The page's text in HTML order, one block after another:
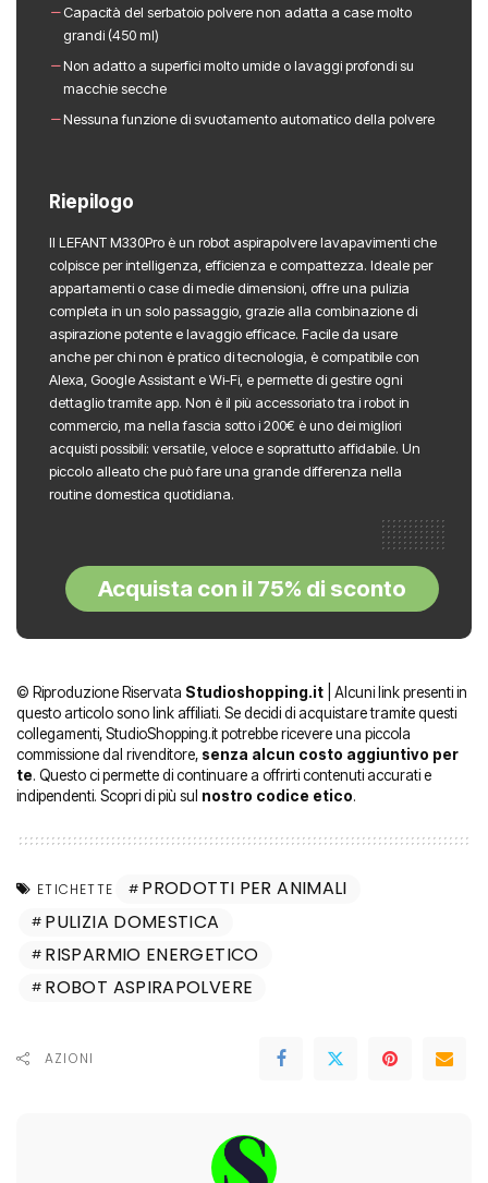
Capacità del serbatoio polvere non adatta a case molto
grandi (450 ml)
Non adatto a superfici molto umide o lavaggi profondi su
macchie secche
Nessuna funzione di svuotamento automatico della polvere
Riepilogo
Il LEFANT M330Pro è un robot aspirapolvere lavapavimenti che
colpisce per intelligenza, efficienza e compattezza. Ideale per
appartamenti o case di medie dimensioni, offre una pulizia
completa in un solo passaggio, grazie alla combinazione di
aspirazione potente e lavaggio efficace. Facile da usare
anche per chi non è pratico di tecnologia, è compatibile con
Alexa, Google Assistant e Wi-Fi, e permette di gestire ogni
dettaglio tramite app. Non è il più accessoriato tra i robot in
commercio, ma nella fascia sotto i 200€ è uno dei migliori
acquisti possibili: versatile, veloce e soprattutto affidabile. Un
piccolo alleato che può fare una grande differenza nella
routine domestica quotidiana.
Acquista con il 75% di sconto
© Riproduzione Riservata Studioshopping.it | Alcuni link presenti in
questo articolo sono link affiliati. Se decidi di acquistare tramite questi
collegamenti, StudioShopping.it potrebbe ricevere una piccola
commissione dal rivenditore, senza alcun costo aggiuntivo per
te. Questo ci permette di continuare a offrirti contenuti accurati e
indipendenti. Scopri di più sul nostro codice etico.
ETICHETTE
PRODOTTI PER ANIMALI
PULIZIA DOMESTICA
RISPARMIO ENERGETICO
ROBOT ASPIRAPOLVERE
AZIONI